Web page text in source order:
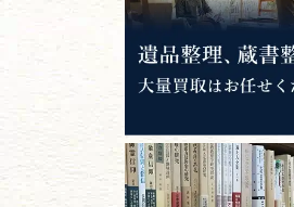
専門書・ 学術書
哲学書・思想書
心理学・倫理学
仏教書